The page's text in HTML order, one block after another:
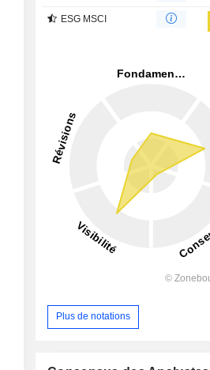
ESG MSCI
Plus de notations